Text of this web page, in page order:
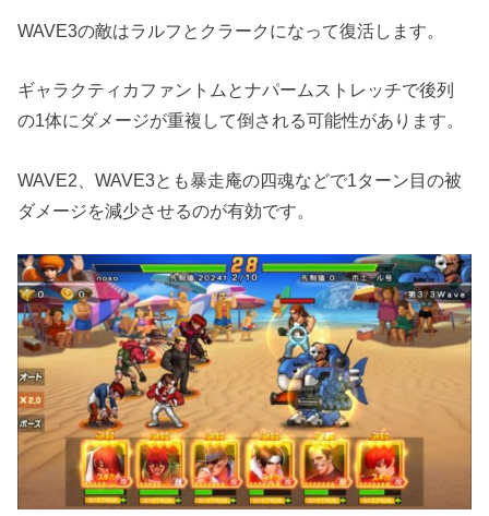
WAVE3の敵はラルフとクラークになって復活します。
ギャラクティカファントムとナパームストレッチで後列
の1体にダメージが重複して倒される可能性があります。
WAVE2、WAVE3とも暴走庵の四魂などで1ターン目の被
ダメージを減少させるのが有効です。